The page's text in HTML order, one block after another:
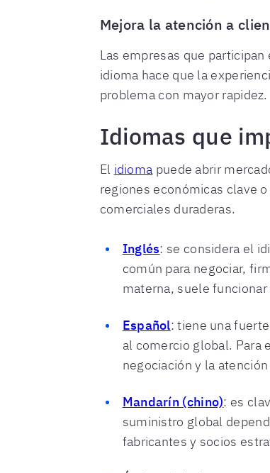
Mejora la atención a
Las empresas que
idioma hace que la
problema con mayor rapidez.
Idiomas que
El idioma puede abrir
regiones económicas clave
comerciales duraderas.
Inglés: se considera el
común para negociar,
materna, suele
Español: tiene una
al comercio global. Para
negociación y la
Mandarín (chino): es
suministro global
fabricantes y socios